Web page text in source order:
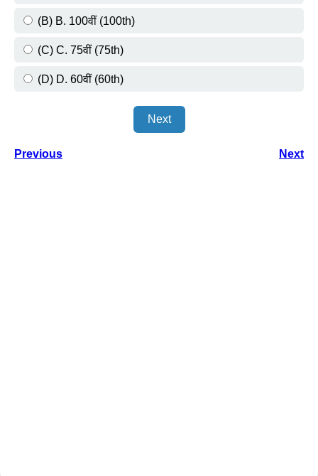
(B) B. 100वीं (100th)
(C) C. 75वीं (75th)
(D) D. 60वीं (60th)
Next
Previous Next